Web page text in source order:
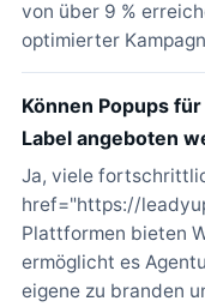
von über 9 %
optimierter
Können Popups
Label angeboten
Ja, viele
href="https://
Plattformen bieten
ermöglicht es
eigene zu branden